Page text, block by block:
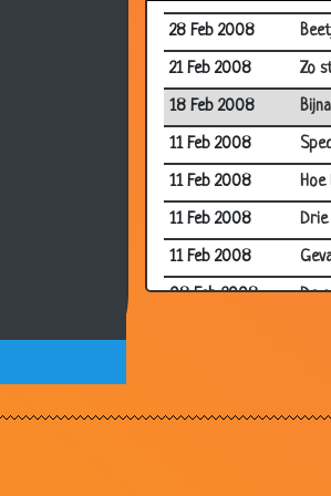
28 Feb 2008
21 Feb 2008
Zo
18 Feb 2008
11 Feb 2008
11 Feb 2008
Hoe
11 Feb 2008
Drie
11 Feb 2008
08 Feb 2008
De